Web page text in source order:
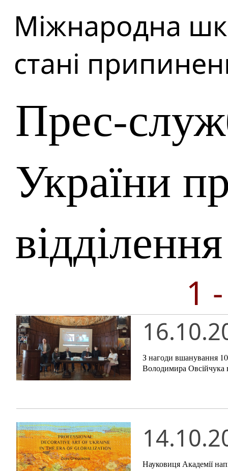
Міжнародна
стані
Прес-
України
відділення
1
З нагоди вшанування
Володимира Овсійчука
Науковиця Академії